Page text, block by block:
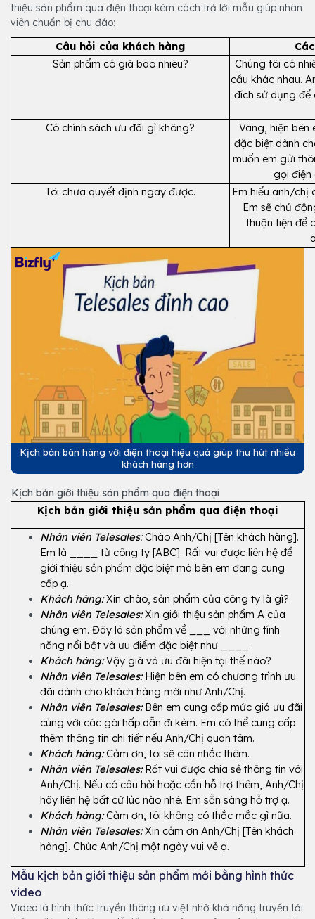
thiệu sản phẩm qua điện thoại kèm cách trả lời mẫu giúp nhân
viên chuẩn bị chu đáo:
Câu hỏi của khách hàng
Sản phẩm có giá bao nhiêu?
Chúng tôi có
cầu khác nhau.
đích sử dụng để
Có chính sách ưu đãi gì không?
Vâng, hiện bên
đặc biệt dành
muốn em gửi
gọi điện
Tôi chưa quyết định ngay được.
Em hiểu anh/chị
Em sẽ chủ
thuận tiện để
Kịch bản bán hàng với điện thoại hiệu quả giúp thu hút nhiều
khách hàng hơn
Kịch bản giới thiệu sản phẩm qua điện thoại
Kịch bản giới thiệu sản phẩm qua điện thoại
Nhân viên Telesales: Chào Anh/Chị [Tên khách hàng].
Em là ____ từ công ty [ABC]. Rất vui được liên hệ để
giới thiệu sản phẩm đặc biệt mà bên em đang cung
cấp ạ.
Khách hàng: Xin chào, sản phẩm của công ty là gì?
Nhân viên Telesales: Xin giới thiệu sản phẩm A của
chúng em. Đây là sản phẩm về ___ với những tính
năng nổi bật và ưu điểm đặc biệt như ____.
Khách hàng: Vậy giá và ưu đãi hiện tại thế nào?
Nhân viên Telesales: Hiện bên em có chương trình ưu
đãi dành cho khách hàng mới như Anh/Chị.
Nhân viên Telesales: Bên em cung cấp mức giá ưu đãi
cùng với các gói hấp dẫn đi kèm. Em có thể cung cấp
thêm thông tin chi tiết nếu Anh/Chị quan tâm.
Khách hàng: Cảm ơn, tôi sẽ cân nhắc thêm.
Nhân viên Telesales: Rất vui được chia sẻ thông tin với
Anh/Chị. Nếu có câu hỏi hoặc cần hỗ trợ thêm, Anh/Chị
hãy liên hệ bất cứ lúc nào nhé. Em sẵn sàng hỗ trợ ạ.
Khách hàng: Cảm ơn, tôi không có thắc mắc gì nữa.
Nhân viên Telesales: Xin cảm ơn Anh/Chị [Tên khách
hàng]. Chúc Anh/Chị một ngày vui vẻ ạ.
Mẫu kịch bản giới thiệu sản phẩm mới bằng hình thức
video
Video là hình thức truyền thông ưu việt nhờ khả năng truyền tải